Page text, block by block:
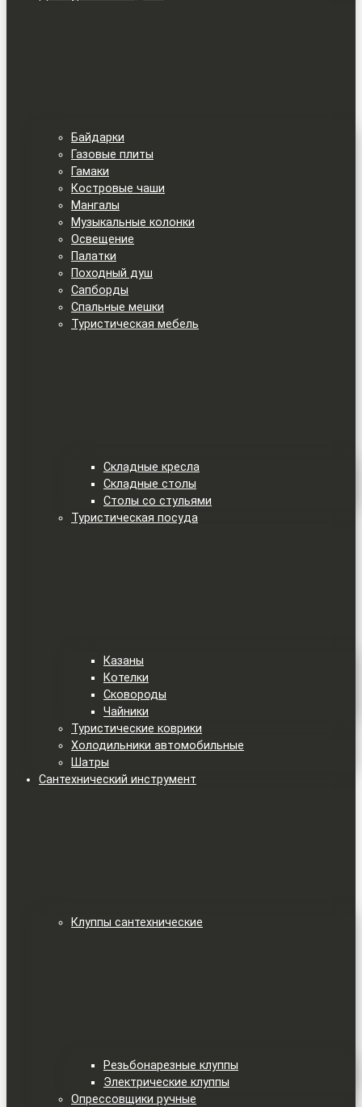
Байдарки
Газовые плиты
Гамаки
Костровые чаши
Мангалы
Музыкальные колонки
Освещение
Палатки
Походный душ
Сапборды
Спальные мешки
Туристическая мебель
Складные кресла
Складные столы
Столы со стульями
Туристическая посуда
Казаны
Котелки
Сковороды
Чайники
Туристические коврики
Холодильники автомобильные
Шатры
Сантехнический инструмент
Клуппы сантехнические
Резьбонарезные клуппы
Электрические клуппы
Опрессовщики ручные